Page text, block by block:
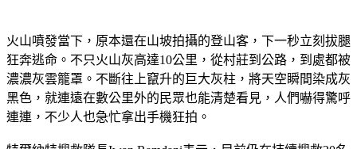
火山噴發當下，原本還在山坡拍攝的登山客，下一秒立刻拔腿
狂奔逃命。不只火山灰高達10公里，從村莊到公路，到處都被
濃濃灰雲籠罩。不斷往上竄升的巨大灰柱，將天空瞬間染成灰
黑色，就連遠在數公里外的民眾也能清楚看見，人們嚇得驚呼